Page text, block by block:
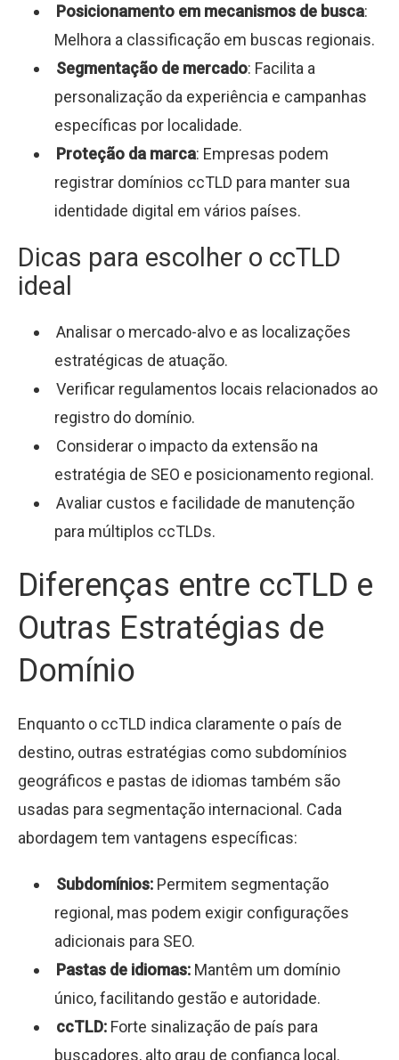
Posicionamento em mecanismos de busca:
Melhora a classificação em buscas regionais.
Segmentação de mercado: Facilita a
personalização da experiência e campanhas
específicas por localidade.
Proteção da marca: Empresas podem
registrar domínios ccTLD para manter sua
identidade digital em vários países.
Dicas para escolher o ccTLD
ideal
Analisar o mercado-alvo e as localizações
estratégicas de atuação.
Verificar regulamentos locais relacionados ao
registro do domínio.
Considerar o impacto da extensão na
estratégia de SEO e posicionamento regional.
Avaliar custos e facilidade de manutenção
para múltiplos ccTLDs.
Diferenças entre ccTLD e
Outras Estratégias de
Domínio
Enquanto o ccTLD indica claramente o país de
destino, outras estratégias como subdomínios
geográficos e pastas de idiomas também são
usadas para segmentação internacional. Cada
abordagem tem vantagens específicas:
Subdomínios: Permitem segmentação
regional, mas podem exigir configurações
adicionais para SEO.
Pastas de idiomas: Mantêm um domínio
único, facilitando gestão e autoridade.
ccTLD: Forte sinalização de país para
buscadores, alto grau de confiança local.